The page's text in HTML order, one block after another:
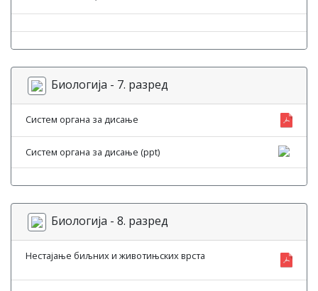
Биологија - 7. разред
Систем органа за дисање
Систем органа за дисање (ppt)
Биологија - 8. разред
Нестајање биљних и животињских врста